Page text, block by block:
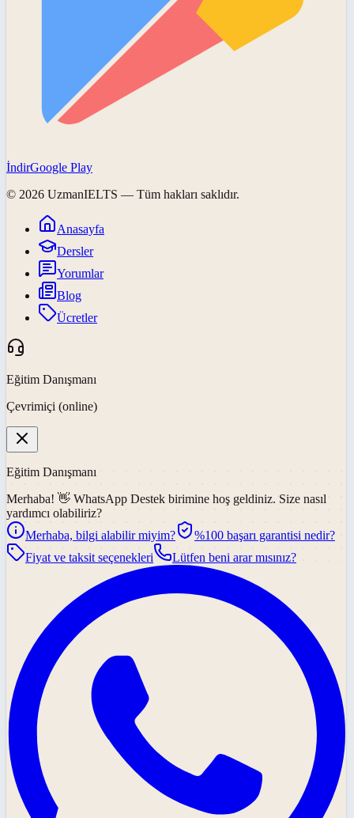
İndirGoogle Play
© 2026 UzmanIELTS — Tüm hakları saklıdır.
Anasayfa
Dersler
Yorumlar
Blog
Ücretler
Eğitim Danışmanı
Çevrimiçi (online)
Eğitim Danışmanı
Merhaba! 👋 WhatsApp Destek birimine hoş geldiniz. Size nasıl
yardımcı olabiliriz?
Merhaba, bilgi alabilir miyim?
%100 başarı garantisi nedir?
Fiyat ve taksit seçenekleri
Lütfen beni arar mısınız?